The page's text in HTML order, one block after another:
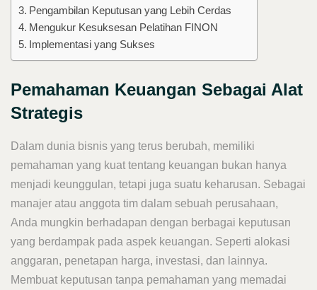
Pengambilan Keputusan yang Lebih Cerdas
Mengukur Kesuksesan Pelatihan FINON
Implementasi yang Sukses
Pemahaman Keuangan Sebagai Alat
Strategis
Dalam dunia bisnis yang terus berubah, memiliki
pemahaman yang kuat tentang keuangan bukan hanya
menjadi keunggulan, tetapi juga suatu keharusan. Sebagai
manajer atau anggota tim dalam sebuah perusahaan,
Anda mungkin berhadapan dengan berbagai keputusan
yang berdampak pada aspek keuangan. Seperti alokasi
anggaran, penetapan harga, investasi, dan lainnya.
Membuat keputusan tanpa pemahaman yang memadai